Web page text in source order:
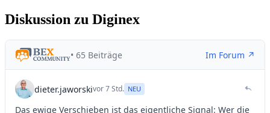
Diskussion zu Diginex